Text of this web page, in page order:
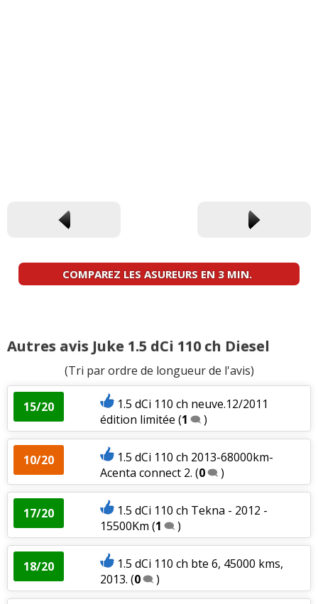
COMPAREZ LES ASUREURS EN 3 MIN.
Autres avis Juke 1.5 dCi 110 ch Diesel
(Tri par ordre de longueur de l'avis)
15/20
1.5 dCi 110 ch neuve.12/2011
édition limitée (1 )
10/20
1.5 dCi 110 ch 2013-68000km-
Acenta connect 2. (0 )
17/20
1.5 dCi 110 ch Tekna - 2012 -
15500Km (1 )
18/20
1.5 dCi 110 ch bte 6, 45000 kms,
2013. (0 )